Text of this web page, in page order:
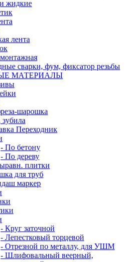
жидкие
лента
сварки, фум, фиксатор резьбы
МАТЕРИАЛЫ
шарошка
Переходник
- По бетону
- По дереву
плитки
для труб
маркер
- Круг заточной
- Лепестковый торцевой
- Отрезной по металлу, для УШМ
- Шлифовальный веерный,